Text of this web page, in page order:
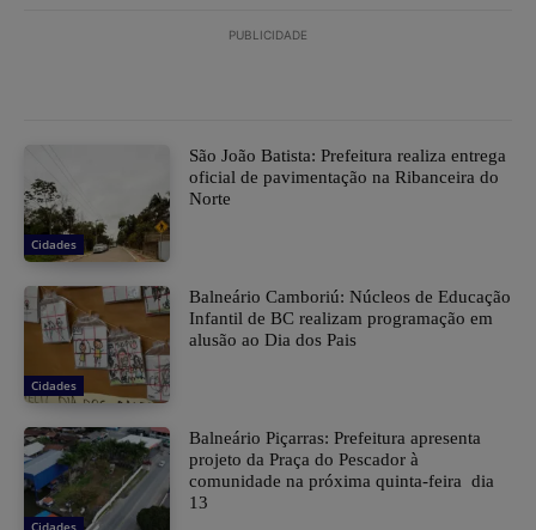
PUBLICIDADE
Cidades
São João Batista: Prefeitura realiza entrega
oficial de pavimentação na Ribanceira do
Norte
Cidades
Balneário Camboriú: Núcleos de Educação
Infantil de BC realizam programação em
alusão ao Dia dos Pais
Cidades
Balneário Piçarras: Prefeitura apresenta
projeto da Praça do Pescador à
comunidade na próxima quinta-feira dia
13